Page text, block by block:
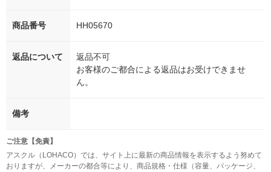
商品番号 HH05670
返品について
返品不可
お客様のご都合による返品はお受けできませ
ん。
備考
ご注意【免責】
アスクル（LOHACO）では、サイト上に最新の商品情報を表示するよう努めて
おりますが、メーカーの都合等により、商品規格・仕様（容量、パッケージ、